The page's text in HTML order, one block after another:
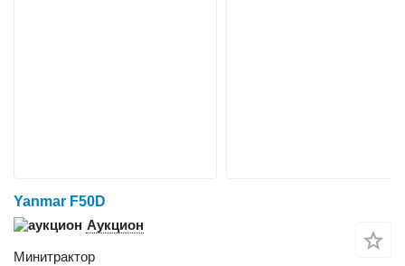
Yanmar F50D
Аукцион
Минитрактор